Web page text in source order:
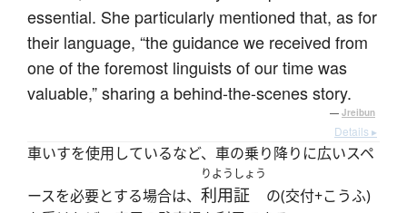
essential. She particularly mentioned that, as for
their language, “the guidance we received from
one of the foremost linguists of our time was
valuable,” sharing a behind-the-scenes story.
— Jreibun
Details ▸
車いすを使用しているなど、車の乗り降りに広いスペ
ースを必要とする場合は、
りようしょう
利用証
の(交付+こうふ)